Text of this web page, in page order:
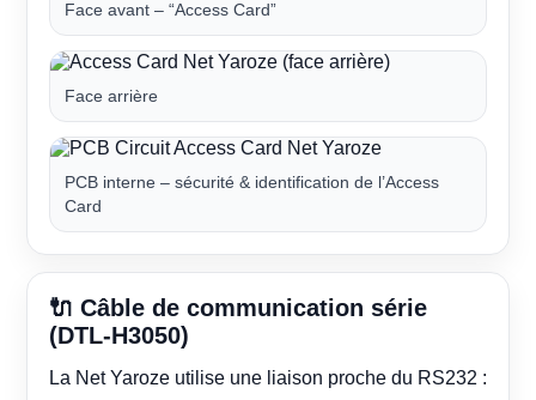
Face avant – “Access Card”
Face arrière
PCB interne – sécurité & identification de l’Access
Card
🔌 Câble de communication série
(DTL-H3050)
La Net Yaroze utilise une liaison proche du RS232 :